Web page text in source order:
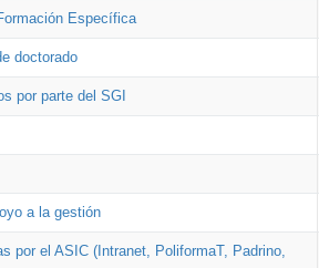
Específica
doctorado
por parte del SGI
a la gestión
por el ASIC (Intranet, PoliformaT, Padrino,